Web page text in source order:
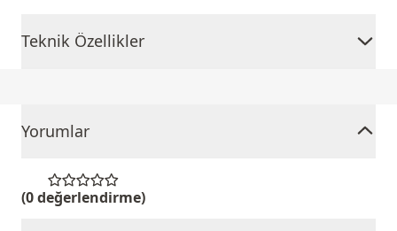
Teknik Özellikler
Yorumlar
(0 değerlendirme)